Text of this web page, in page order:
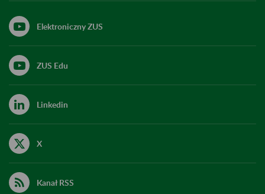
Elektroniczny ZUS
ZUS Edu
Linkedin
X
Kanał RSS